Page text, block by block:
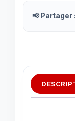
📢 Partager :